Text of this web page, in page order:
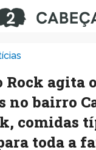
Rock agita
no bairro
comidas
toda a